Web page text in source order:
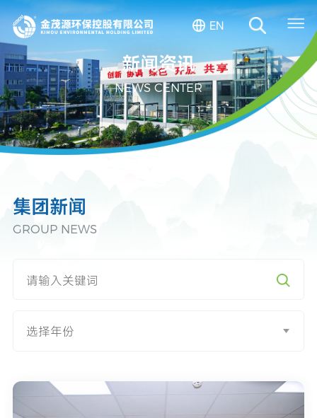
EN
新闻资讯
NEWS CENTER
集团新闻
GROUP NEWS
选择年份